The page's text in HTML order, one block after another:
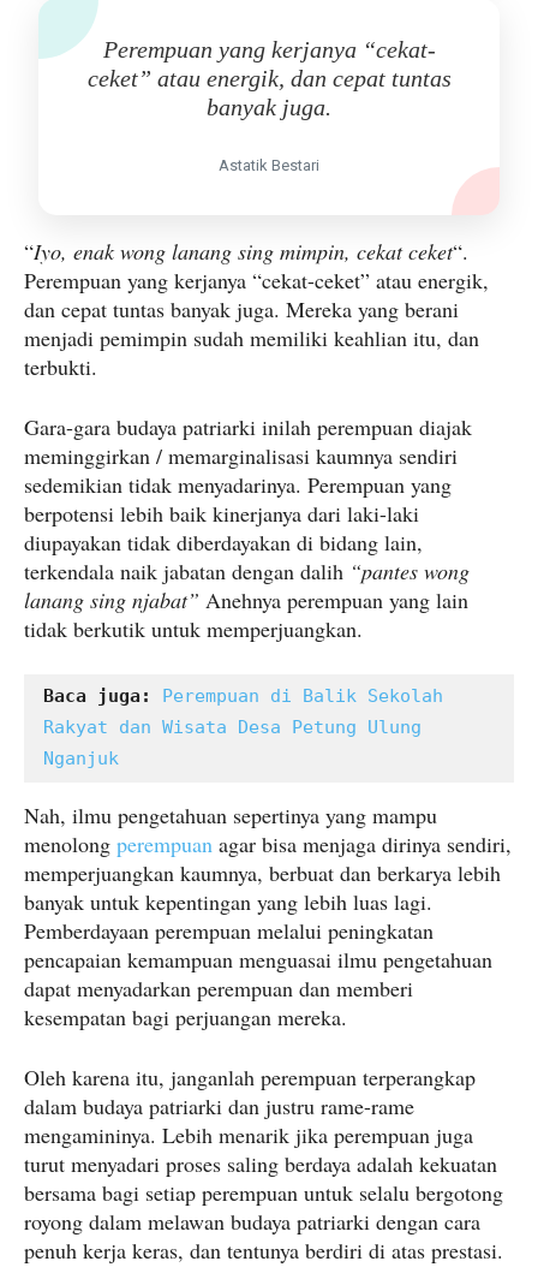
Perempuan yang kerjanya “cekat-
ceket” atau energik, dan cepat tuntas
banyak juga.
Astatik Bestari
“Iyo, enak wong lanang sing mimpin, cekat ceket“.
Perempuan yang kerjanya “cekat-ceket” atau energik,
dan cepat tuntas banyak juga. Mereka yang berani
menjadi pemimpin sudah memiliki keahlian itu, dan
terbukti.
Gara-gara budaya patriarki inilah perempuan diajak
meminggirkan / memarginalisasi kaumnya sendiri
sedemikian tidak menyadarinya. Perempuan yang
berpotensi lebih baik kinerjanya dari laki-laki
diupayakan tidak diberdayakan di bidang lain,
terkendala naik jabatan dengan dalih “pantes wong
lanang sing njabat” Anehnya perempuan yang lain
tidak berkutik untuk memperjuangkan.
Baca juga: Perempuan di Balik Sekolah
Rakyat dan Wisata Desa Petung Ulung
Nganjuk
Nah, ilmu pengetahuan sepertinya yang mampu
menolong perempuan agar bisa menjaga dirinya sendiri,
memperjuangkan kaumnya, berbuat dan berkarya lebih
banyak untuk kepentingan yang lebih luas lagi.
Pemberdayaan perempuan melalui peningkatan
pencapaian kemampuan menguasai ilmu pengetahuan
dapat menyadarkan perempuan dan memberi
kesempatan bagi perjuangan mereka.
Oleh karena itu, janganlah perempuan terperangkap
dalam budaya patriarki dan justru rame-rame
mengamininya. Lebih menarik jika perempuan juga
turut menyadari proses saling berdaya adalah kekuatan
bersama bagi setiap perempuan untuk selalu bergotong
royong dalam melawan budaya patriarki dengan cara
penuh kerja keras, dan tentunya berdiri di atas prestasi.